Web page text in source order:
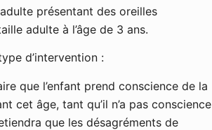
présentant des oreilles
adulte à l’âge de 3 ans.
d’intervention :
que l’enfant prend conscience de la
cet âge, tant qu’il n’a pas conscience
que les désagréments de